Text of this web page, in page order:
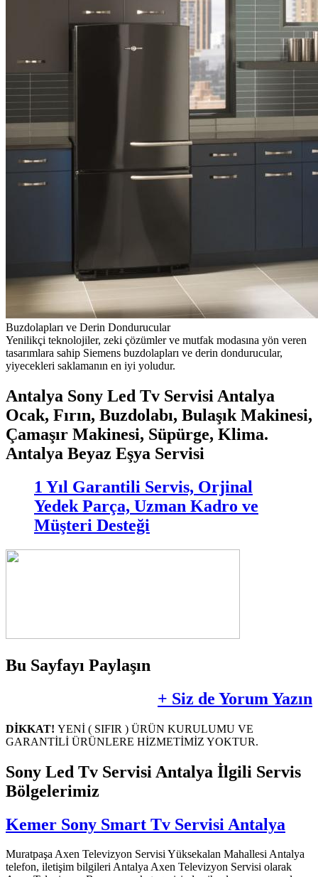
Buzdolapları ve Derin Dondurucular
Yenilikçi teknolojiler, zeki çözümler ve mutfak modasına yön veren
tasarımlara sahip Siemens buzdolapları ve derin dondurucular,
yiyecekleri saklamanın en iyi yoludur.
Antalya Sony Led Tv Servisi Antalya
Ocak, Fırın, Buzdolabı, Bulaşık Makinesi,
Çamaşır Makinesi, Süpürge, Klima.
Antalya Beyaz Eşya Servisi
1 Yıl Garantili Servis, Orjinal
Yedek Parça, Uzman Kadro ve
Müşteri Desteği
Bu Sayfayı Paylaşın
+ Siz de Yorum Yazın
DİKKAT! YENİ ( SIFIR ) ÜRÜN KURULUMU VE
GARANTİLİ ÜRÜNLERE HİZMETİMİZ YOKTUR.
Sony Led Tv Servisi Antalya İlgili Servis
Bölgelerimiz
Kemer Sony Smart Tv Servisi Antalya
Muratpaşa Axen Televizyon Servisi Yüksekalan Mahallesi Antalya
telefon, iletişim bilgileri Antalya Axen Televizyon Servisi olarak